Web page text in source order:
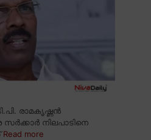
രാമകൃഷ്ണൻ
സർക്കാർ നിലപാടിനെ
Read more